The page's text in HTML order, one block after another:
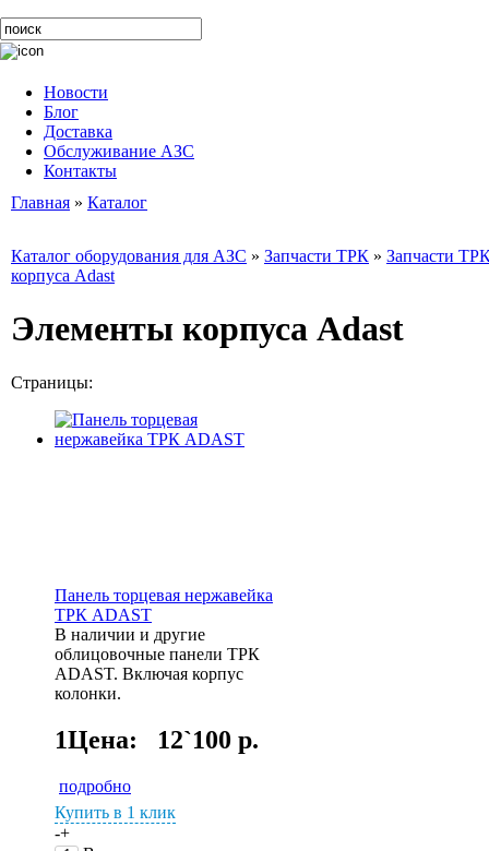
Новости
Блог
Доставка
Обслуживание АЗС
Контакты
Главная » Каталог
Каталог оборудования для АЗС » Запчасти ТРК » Запчасти
корпуса Adast
Элементы корпуса Adast
Страницы:
Панель торцевая нержавейка
ТРК ADAST
В наличии и другие
облицовочные панели ТРК
ADAST. Включая корпус
колонки.
1Цена: 12`100 р.
подробно
Купить в 1 клик
-+